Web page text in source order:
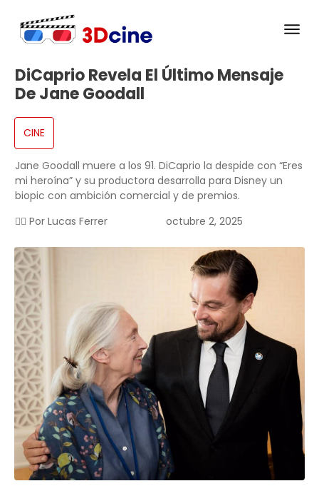
DiCaprio Revela El Último Mensaje
De Jane Goodall
CINE
Jane Goodall muere a los 91. DiCaprio la despide con “Eres
mi heroína” y su productora desarrolla para Disney un
biopic con ambición comercial y de premios.
✍🏻 Por Lucas Ferrer octubre 2, 2025